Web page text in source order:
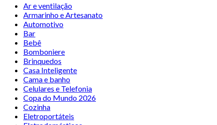
Ar e ventilação
Armarinho e Artesanato
Automotivo
Bar
Bebê
Bomboniere
Brinquedos
Casa Inteligente
Cama e banho
Celulares e Telefonia
Copa do Mundo 2026
Cozinha
Eletroportáteis